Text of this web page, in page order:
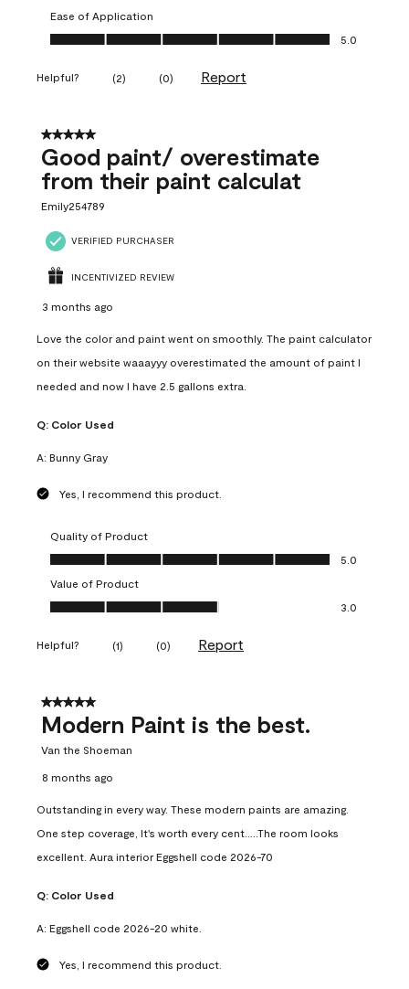
Ease of Application
Ease of Application, 5.0 out of 5
5.0
Helpful? (2) (0) Report
5 out of 5 stars.
Good paint/ overestimate
from their paint calculat
Emily254789
VERIFIED PURCHASER
INCENTIVIZED REVIEW
3 months ago
Love the color and paint went on smoothly. The paint calculator
on their website waaayyy overestimated the amount of paint I
needed and now I have 2.5 gallons extra.
Q: Color Used
A: Bunny Gray
Yes, I recommend this product.
Quality of Product
Quality of Product, 5.0 out of 5
5.0
Value of Product
Value of Product, 3.0 out of 5
3.0
Helpful? (1) (0) Report
5 out of 5 stars.
Modern Paint is the best.
Van the Shoeman
8 months ago
Outstanding in every way. These modern paints are amazing.
One step coverage, It's worth every cent.....The room looks
excellent. Aura interior Eggshell code 2026-70
Q: Color Used
A: Eggshell code 2026-20 white.
Yes, I recommend this product.